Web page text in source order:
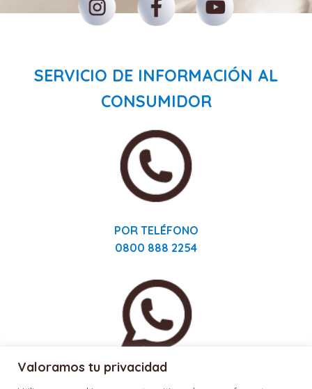
Valoramos tu privacidad
SERVICIO DE INFORMACIÓN AL
CONSUMIDOR
POR TELÉFONO
0800 888 2254